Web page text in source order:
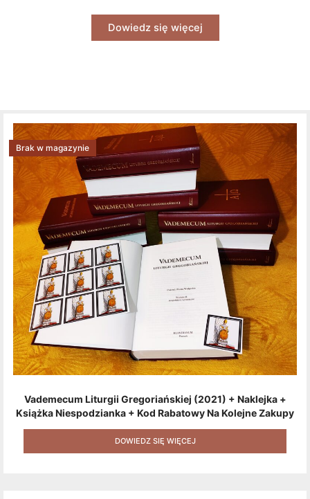
Dowiedz się więcej
Vademecum Liturgii Gregoriańskiej (2021) + Naklejka +
Książka Niespodzianka + Kod Rabatowy Na Kolejne Zakupy
+ Gratis (książka W Formacie Elektronicznym) [zestaw 3
Produktów + Kod Rabatowy + Gratis]
Brak w magazynie
DOWIEDZ SIĘ WIĘCEJ